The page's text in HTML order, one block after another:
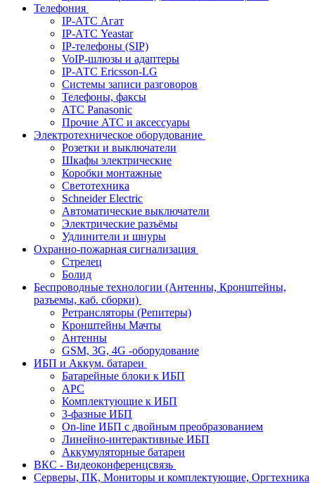
Телефония
IP-АТС Агат
IP-АТС Yeastar
IP-телефоны (SIP)
VoIP-шлюзы и адаптеры
IP-АТС Ericsson-LG
Системы записи разговоров
Телефоны, факсы
АТС Panasonic
Прочие АТС и аксессуары
Электротехническое оборудование
Розетки и выключатели
Шкафы электрические
Коробки монтажные
Светотехника
Schneider Electric
Автоматические выключатели
Электрические разъёмы
Удлинители и шнуры
Охранно-пожарная сигнализация
Стрелец
Болид
Беспроводные технологии (Антенны, Кронштейны,
разъемы, каб. сборки)
Ретрансляторы (Репитеры)
Кронштейны Мачты
Антенны
GSM, 3G, 4G -оборудование
ИБП и Аккум. батареи
Батарейные блоки к ИБП
APC
Комплектующие к ИБП
3-фазные ИБП
On-line ИБП с двойным преобразованием
Линейно-интерактивные ИБП
Аккумуляторные батареи
ВКС - Видеоконференцсвязь
Серверы, ПК, Мониторы и комплектующие, Оргтехника